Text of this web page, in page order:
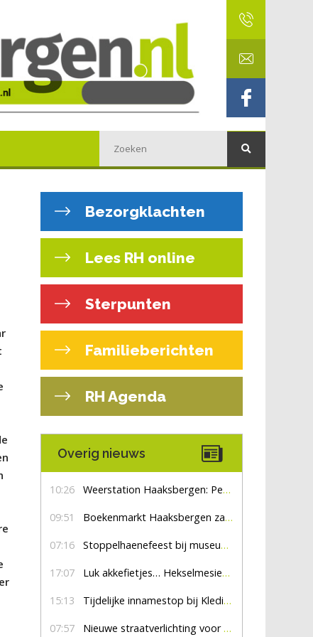
Bezorgklachten
Lees RH online
Sterpunten
Familieberichten
RH Agenda
Overig nieuws
10:26 Weerstation Haaksbergen: Perioden met zon en droog
09:51 Boekenmarkt Haaksbergen zaterdag 8 augustus, marktplein Haaksbergen
07:16 Stoppelhaenefeest bij museum De Lebbenbrugge
17:07 Luk akkefietjes… HekselmesienHarry
15:13 Tijdelijke innamestop bij Kledingbank Stefania
07:57 Nieuwe straatverlichting voor De Veldmaat en De Pas